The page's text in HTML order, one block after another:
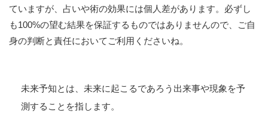
ていますが、占いや術の効果には個人差があります。必ずし
も100%の望む結果を保証するものではありませんので、ご自
身の判断と責任においてご利用くださいね。
未来予知とは、未来に起こるであろう出来事や現象を予
測することを指します。